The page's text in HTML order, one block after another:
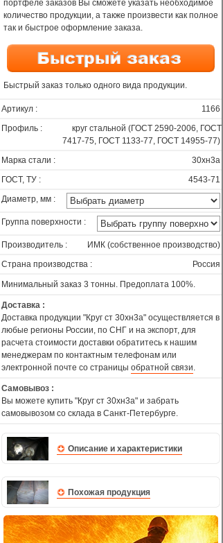
портфеле заказов Вы сможете указать необходимое
количество продукции, а также произвести как полное
так и быстрое оформление заказа.
Быстрый заказ только одного вида продукции.
Артикул :
1166
Профиль :
круг стальной (ГОСТ 2590-2006, ГОСТ
7417-75, ГОСТ 1133-77, ГОСТ 14955-77)
Марка стали :
30хн3а
ГОСТ, ТУ :
4543-71
Диаметр, мм :
Группа поверхности :
Производитель :
ИМК (собственное производство)
Страна производства :
Россия
Минимальный заказ 3 тонны. Предоплата 100%.
Доставка :
Доставка продукции "Круг ст 30хн3а" осуществляется в
любые регионы России, по СНГ и на экспорт, для
расчета стоимости доставки обратитесь к нашим
менеджерам по контактным телефонам или
электронной почте со страницы обратной связи.
Самовывоз :
Вы можете купить "Круг ст 30хн3а" и забрать
самовывозом со склада в Санкт-Петербурге.
Описание и характеристики
Похожая продукция